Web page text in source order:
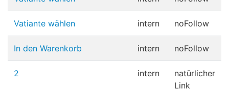
Vatiante wählen intern noFollow
In den Warenkorb intern noFollow
2 intern
natürlicher
Link